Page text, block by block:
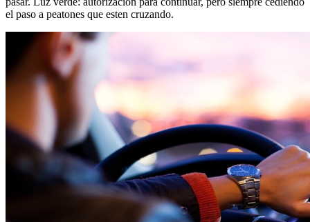
el paso a peatones que esten cruzando.